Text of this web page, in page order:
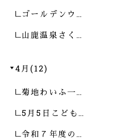
ゴールデンウ…
山鹿温泉さく…
4月(12)
菊地わいふ一…
5月5日こども…
令和７年度の…